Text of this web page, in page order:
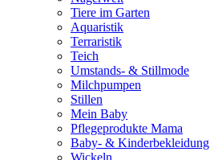
Tiere im Garten
Aquaristik
Terraristik
Teich
Umstands- & Stillmode
Milchpumpen
Stillen
Mein Baby
Pflegeprodukte Mama
Baby- & Kinderbekleidung
Wickeln